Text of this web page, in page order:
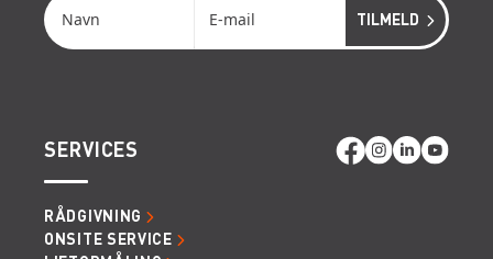
SERVICES
RÅDGIVNING
ONSITE SERVICE